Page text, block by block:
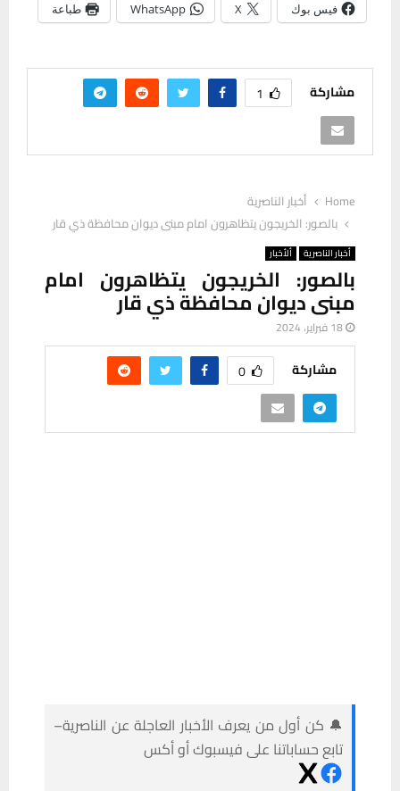
فيس بوك X
WhatsApp طباعة
مشاركة 1
Home
أخبار الناصرية
بالصور: الخريجون يتظاهرون امام مبنى ديوان محافظة ذي قار
أخبار الناصرية ألأخبار
بالصور: الخريجون يتظاهرون امام
مبنى ديوان محافظة ذي قار
18 فبراير، 2024
مشاركة 0
🔔 كن أول من يعرف الأخبار العاجلة عن الناصرية–
تابع حساباتنا على فيسبوك أو أكس